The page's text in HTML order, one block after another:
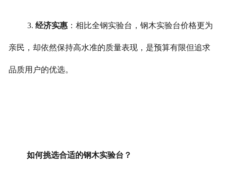
3. 经济实惠：相比全钢实验台，钢木实验台价格更为
亲民，却依然保持高水准的质量表现，是预算有限但追求
品质用户的优选。
如何挑选合适的钢木实验台？